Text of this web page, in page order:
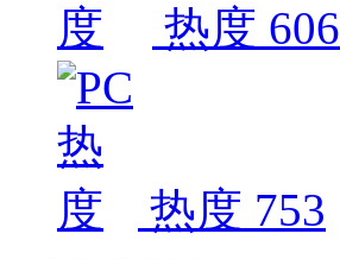
热度 606
热度 753